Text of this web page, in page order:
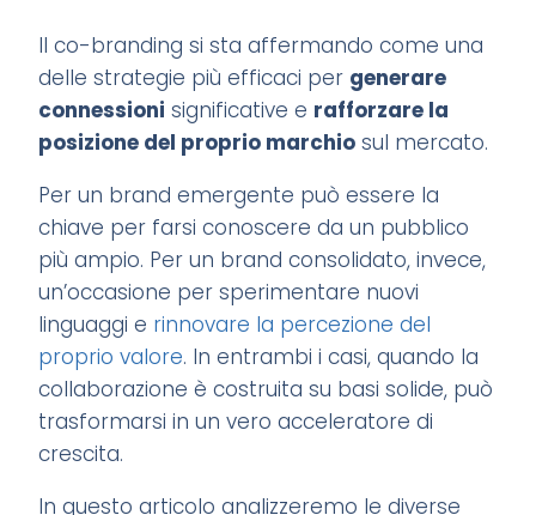
Il co-branding si sta affermando come una
delle strategie più efficaci per generare
connessioni significative e rafforzare la
posizione del proprio marchio sul mercato.
Per un brand emergente può essere la
chiave per farsi conoscere da un pubblico
più ampio. Per un brand consolidato, invece,
un’occasione per sperimentare nuovi
linguaggi e rinnovare la percezione del
proprio valore. In entrambi i casi, quando la
collaborazione è costruita su basi solide, può
trasformarsi in un vero acceleratore di
crescita.
In questo articolo analizzeremo le diverse